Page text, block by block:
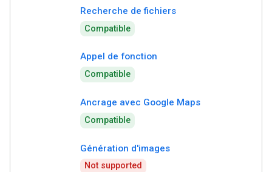
Recherche de fichiers
Compatible
Appel de fonction
Compatible
Ancrage avec Google Maps
Compatible
Génération d'images
Not supported